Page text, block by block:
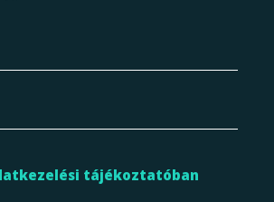
tájékoztatóban